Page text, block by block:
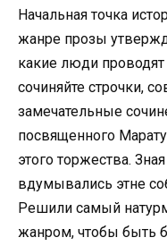
Начальная точка
жанре прозы
какие люди
сочиняйте строчки,
замечательные
посвященного
этого торжества.
вдумывались этне
Решили самый
жанром, чтобы быть